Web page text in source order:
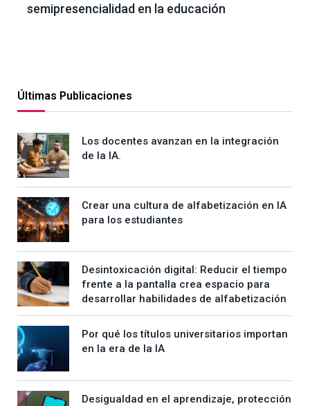
semipresencialidad en la educación
Últimas Publicaciones
Los docentes avanzan en la integración
de la IA.
Crear una cultura de alfabetización en IA
para los estudiantes
Desintoxicación digital: Reducir el tiempo
frente a la pantalla crea espacio para
desarrollar habilidades de alfabetización
Por qué los títulos universitarios importan
en la era de la IA
Desigualdad en el aprendizaje, protección